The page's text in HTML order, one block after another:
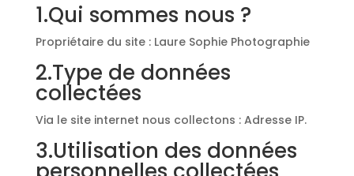
1.Qui sommes nous ?
Propriétaire du site : Laure Sophie Photographie
2.Type de données
collectées
Via le site internet nous collectons : Adresse IP.
3.Utilisation des données